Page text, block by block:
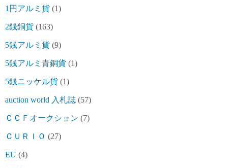
1円アルミ貨 (1)
2銭銅貨 (163)
5銭アルミ貨 (9)
5銭アルミ青銅貨 (1)
5銭ニッケル貨 (1)
auction world 入札誌 (57)
ＣＣＦオークション (7)
ＣＵＲＩＯ (27)
EU (4)